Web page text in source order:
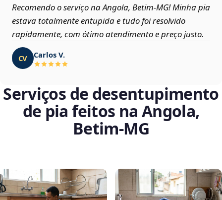
Recomendo o serviço na Angola, Betim‑MG! Minha pia
estava totalmente entupida e tudo foi resolvido
rapidamente, com ótimo atendimento e preço justo.
CV Carlos V.
Serviços de desentupimento
de pia feitos na Angola,
Betim‑MG